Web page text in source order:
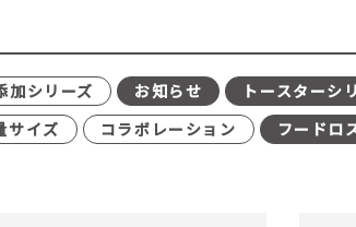
加シリーズ お知らせ トースターシ
サイズ コラボレーション フードロ